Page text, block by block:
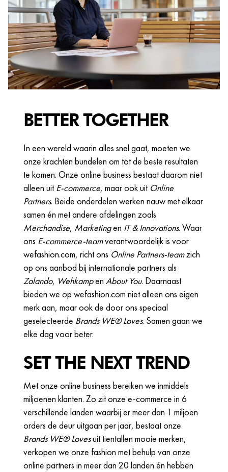
BETTER TOGETHER
In een wereld waarin alles snel gaat, moeten we
onze krachten bundelen om tot de beste resultaten
te komen. Onze online business bestaat daarom niet
alleen uit E-commerce, maar ook uit Online
Partners. Beide onderdelen werken nauw met elkaar
samen én met andere afdelingen zoals
Merchandise, Marketingen IT & Innovations. Waar
ons E-commerce-teamverantwoordelijk is voor
wefashion.com, richt ons Online Partners-teamzich
op ons aanbod bij internationale partners als
Zalando, Wehkampen About You. Daarnaast
bieden we op wefashion.com niet alleen ons eigen
merk aan, maar ook de door ons speciaal
geselecteerde Brands WE® Loves. Samen gaan we
elke dag voor beter.
SET THE NEXT TREND
Met onze online business bereiken we inmiddels
miljoenen klanten. Zo zit onze e-commerce in 6
verschillende landen waarbij er meer dan 1 miljoen
orders de deur uitgaan per jaar, bestaat onze
Brands WE® Lovesuit tientallen mooie merken,
verkopen we onze fashion met behulp van onze
online partners in meer dan 20 landen én hebben